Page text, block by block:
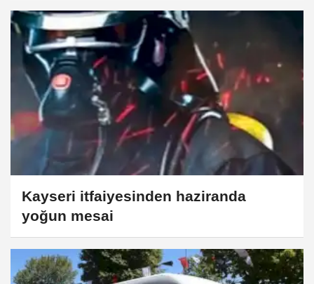
Kayseri itfaiyesinden haziranda
yoğun mesai